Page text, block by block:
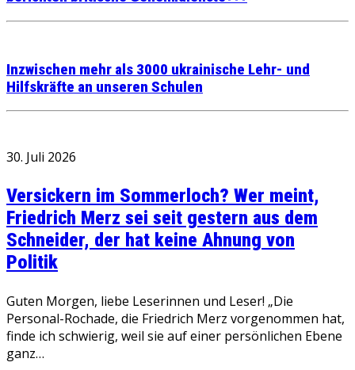
Inzwischen mehr als 3000 ukrainische Lehr- und
Hilfskräfte an unseren Schulen
30. Juli 2026
Versickern im Sommerloch? Wer meint,
Friedrich Merz sei seit gestern aus dem
Schneider, der hat keine Ahnung von
Politik
Guten Morgen, liebe Leserinnen und Leser! „Die
Personal-Rochade, die Friedrich Merz vorgenommen hat,
finde ich schwierig, weil sie auf einer persönlichen Ebene
ganz…